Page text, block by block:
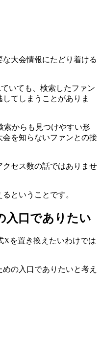
大会情報にたどり着ける
いても、検索したファン
てしまうことがありま
索からも見つけやすい形
を知らないファンとの接
セス数の話ではありませ
ということです。
入口でありたい
Xを置き換えたいわけでは
の入口でありたいと考え